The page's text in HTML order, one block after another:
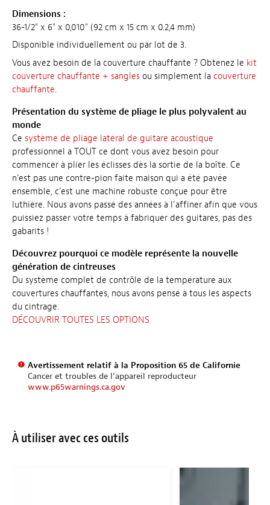
Dimensions :
36-1/2" x 6" x 0,010" (92 cm x 15 cm x 0.2,4 mm)
Disponible individuellement ou par lot de 3.
Vous avez besoin de la couverture chauffante ? Obtenez le kit
couverture chauffante + sangles ou simplement la couverture
chauffante.
Présentation du système de pliage le plus polyvalent au
monde
Ce système de pliage latéral de guitare acoustique
professionnel a TOUT ce dont vous avez besoin pour
commencer à plier les éclisses dès la sortie de la boîte. Ce
n’est pas une contre-pion faite maison qui a été pavée
ensemble, c’est une machine robuste conçue pour être
luthière. Nous avons passé des années à l’affiner afin que vous
puissiez passer votre temps à fabriquer des guitares, pas des
gabarits !
Découvrez pourquoi ce modèle représente la nouvelle
génération de cintreuses
Du système complet de contrôle de la température aux
couvertures chauffantes, nous avons pensé à tous les aspects
du cintrage.
DÉCOUVRIR TOUTES LES OPTIONS
Avertissement relatif à la Proposition 65 de Californie
Cancer et troubles de l’appareil reproducteur
www.p65warnings.ca.gov
À utiliser avec ces outils